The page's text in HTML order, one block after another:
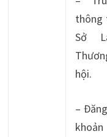
thông
Sở
hội.
–